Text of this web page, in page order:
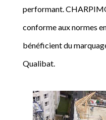
performant.
conforme aux normes
bénéficient du
Qualibat.